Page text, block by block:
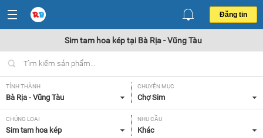
Đăng tin
Sim tam hoa kép tại Bà Rịa - Vũng Tàu
TỈNH THÀNH
Bà Rịa - Vũng Tàu
CHUYÊN MỤC
Chợ Sim
CHỦNG LOẠI
Sim tam hoa kép
NHU CẦU
Khác